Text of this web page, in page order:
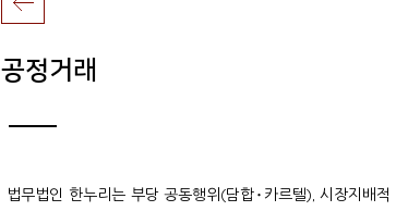
공정거래
법무법인 한누리는 부당 공동행위(담합･카르텔), 시장지배